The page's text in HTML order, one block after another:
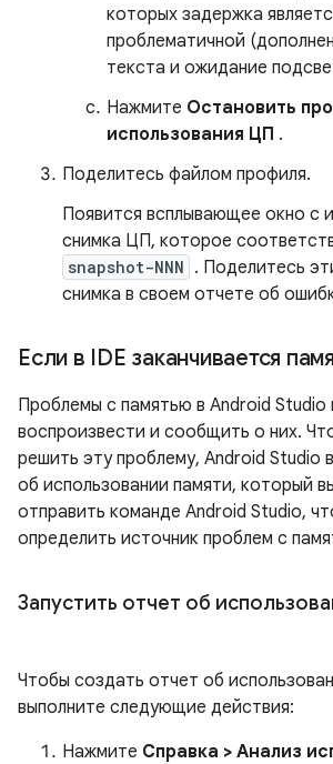
которых задержка
проблематичной
текста и ожидание
Нажмите Остановить
использования ЦП .
Поделитесь файлом профиля.
Появится всплывающее окно с
снимка ЦП, которое
snapshot-NNN . Поделитесь
снимка в своем отчете об
Если в IDE заканчивается
Проблемы с памятью в Android Studio
воспроизвести и сообщить о них.
решить эту проблему, Android Studio
об использовании памяти, который
отправить команде Android Studio,
определить источник проблем с
Запустить отчет об
Чтобы создать отчет об
выполните следующие действия:
Нажмите Справка > Анализ